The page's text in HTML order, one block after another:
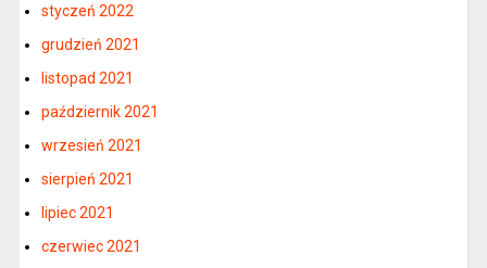
styczeń 2022
grudzień 2021
listopad 2021
październik 2021
wrzesień 2021
sierpień 2021
lipiec 2021
czerwiec 2021